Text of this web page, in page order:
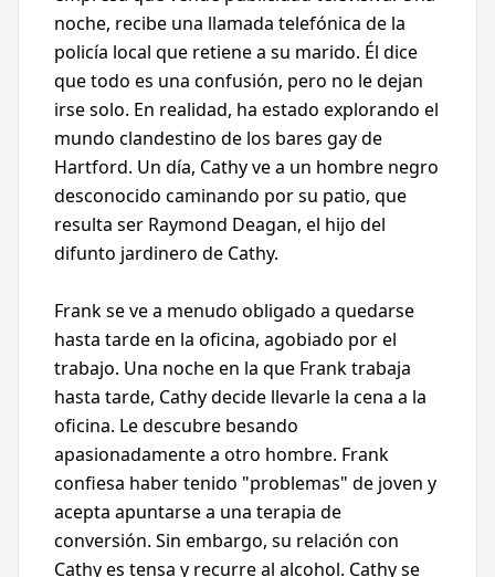
noche, recibe una llamada telefónica de la
policía local que retiene a su marido. Él dice
que todo es una confusión, pero no le dejan
irse solo. En realidad, ha estado explorando el
mundo clandestino de los bares gay de
Hartford. Un día, Cathy ve a un hombre negro
desconocido caminando por su patio, que
resulta ser Raymond Deagan, el hijo del
difunto jardinero de Cathy.
Frank se ve a menudo obligado a quedarse
hasta tarde en la oficina, agobiado por el
trabajo. Una noche en la que Frank trabaja
hasta tarde, Cathy decide llevarle la cena a la
oficina. Le descubre besando
apasionadamente a otro hombre. Frank
confiesa haber tenido "problemas" de joven y
acepta apuntarse a una terapia de
conversión. Sin embargo, su relación con
Cathy es tensa y recurre al alcohol. Cathy se